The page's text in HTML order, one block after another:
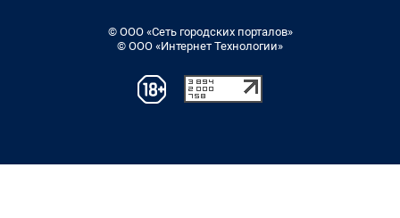
© ООО «Сеть городских порталов»
© ООО «Интернет Технологии»